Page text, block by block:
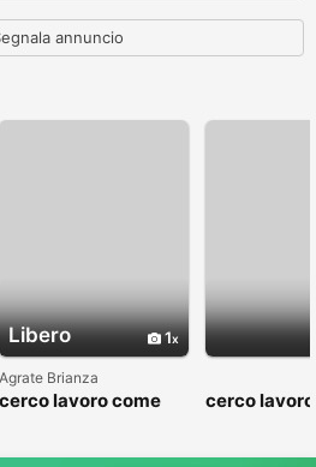
annuncio
Libero 1
Agrate Brianza
cerco lavoro come
cerco